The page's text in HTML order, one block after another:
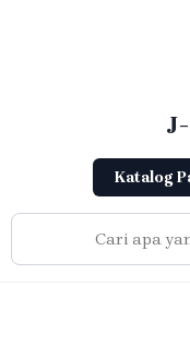
Katalog